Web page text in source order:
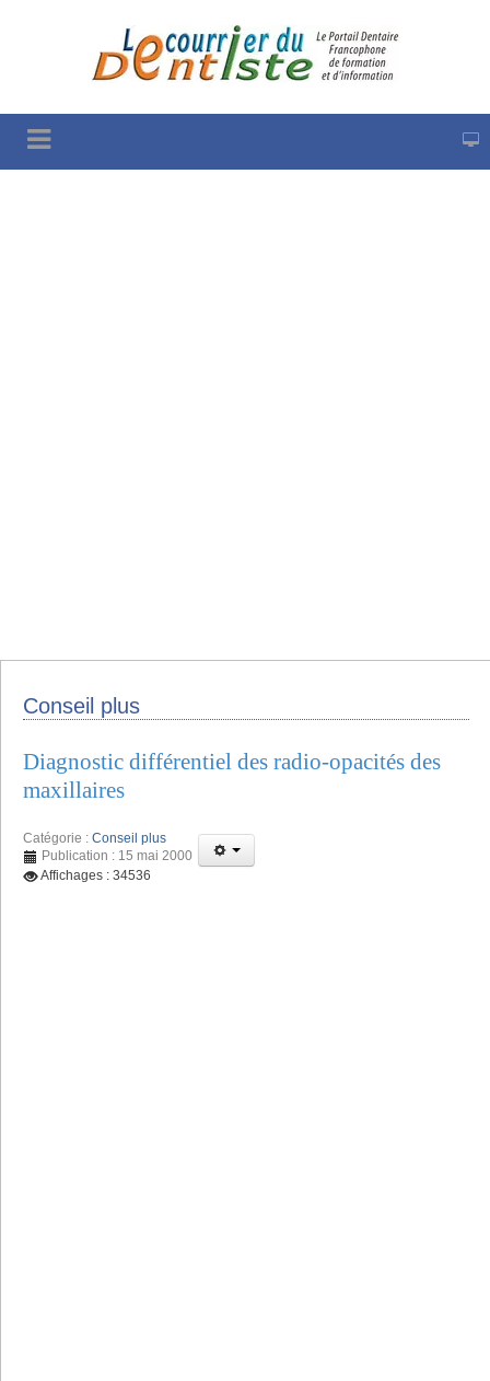
Conseil plus
Diagnostic différentiel des radio-opacités des
maxillaires
Catégorie : Conseil plus
Publication : 15 mai 2000
Affichages : 34536